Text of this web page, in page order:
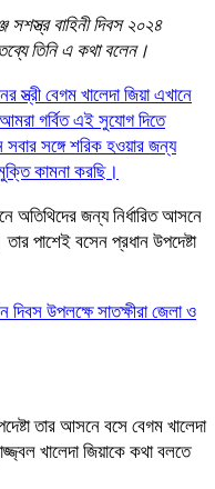
সশস্ত্র বাহিনী দিবস ২০২৪
তিনি এ কথা বলেন।
স্ত্রী বেগম খালেদা জিয়া এখানে
গর্বিত এই সুযোগ দিতে
সবার সঙ্গে শরিক হওয়ার জন্য
কামনা করছি।
অতিথিদের জন্য নির্ধারিত আসনে
পাশেই বসেন প্রধান উপদেষ্টা
দিবস উপলক্ষে সাতক্ষীরা জেলা ও
তার আসনে বসে বেগম খালেদা
খালেদা জিয়াকে কথা বলতে